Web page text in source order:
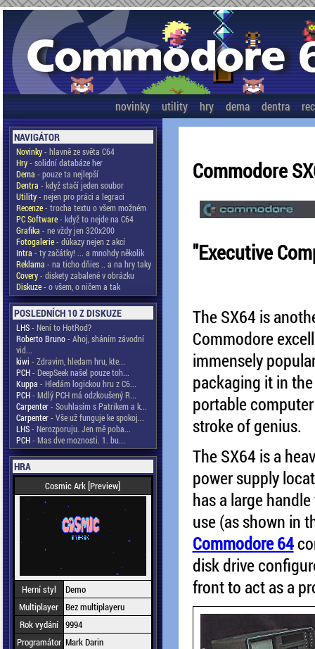
novinky utility hry dema dentra
NAVIGÁTOR
Novinky- hlavně ze světa C64
Hry- solidní databáze her
Dema - pouze ta nejlepší
Dentra - když stačí jeden soubor
Utility- nejen pro práci a legraci
Recenze- trocha textu o všem možném
PC Software- když to nejde na C64
Grafika - ne vždy jen 320x200
Fotogalerie- důkazy nejen z akcí
Intra - ty začátky! ... a mnohdy několik
Reklama - na ticho dňies .. a na hry taky
Covery- diskety zabalené v obrázku
Diskuze- o všem, o ničem a tak
POSLEDNÍCH 10 Z DISKUZE
LHS- Není to HotRod?
Roberto Bruno- Ahoj, sháním závodní
vid...
kiwi - Zdravim, hledam hru, kte...
PCH- DeepSeek našel pouze toh...
Kuppa - Hledám logickou hru z C6...
PCH- Mdlý PCH má odzkoušený R...
Carpenter- Souhlasím s Patrikem a k...
Carpenter- Vše už funguje ke spokoj...
LHS- Nerozporuju. Jen mě poba...
PCH- Mas dve moznosti. 1. bu...
HRA
Cosmic Ark [Preview]
Herní styl
Demo
Multiplayer Bez multiplayeru
Rok vydání 9994
Programátor Mark Darin
Commodore
"Executive
The SX64 is
Commodore
immensely
packaging it in
portable
stroke of genius.
The SX64 is a
power supply
has a large
use (as shown in
Commodore 64
disk drive
front to act as a